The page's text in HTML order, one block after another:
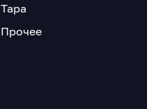
Тара
Прочее